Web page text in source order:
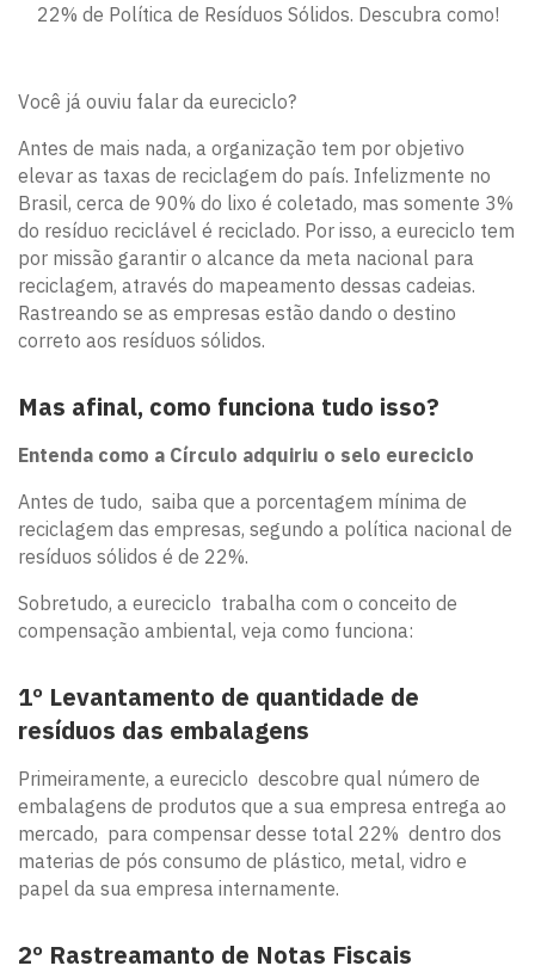
22% de Política de Resíduos Sólidos. Descubra como!
Você já ouviu falar da eureciclo?
Antes de mais nada, a organização tem por objetivo
elevar as taxas de reciclagem do país. Infelizmente no
Brasil, cerca de 90% do lixo é coletado, mas somente 3%
do resíduo reciclável é reciclado. Por isso, a eureciclo tem
por missão garantir o alcance da meta nacional para
reciclagem, através do mapeamento dessas cadeias.
Rastreando se as empresas estão dando o destino
correto aos resíduos sólidos.
Mas afinal, como funciona tudo isso?
Entenda como a Círculo adquiriu o selo eureciclo
Antes de tudo, saiba que a porcentagem mínima de
reciclagem das empresas, segundo a política nacional de
resíduos sólidos é de 22%.
Sobretudo, a eureciclo trabalha com o conceito de
compensação ambiental, veja como funciona:
1º Levantamento de quantidade de
resíduos das embalagens
Primeiramente, a eureciclo descobre qual número de
embalagens de produtos que a sua empresa entrega ao
mercado, para compensar desse total 22% dentro dos
materias de pós consumo de plástico, metal, vidro e
papel da sua empresa internamente.
2º Rastreamanto de Notas Fiscais